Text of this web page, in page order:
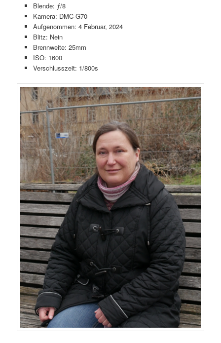
Blende: ƒ/8
Kamera: DMC-G70
Aufgenommen: 4 Februar, 2024
Blitz: Nein
Brennweite: 25mm
ISO: 1600
Verschlusszeit: 1/800s